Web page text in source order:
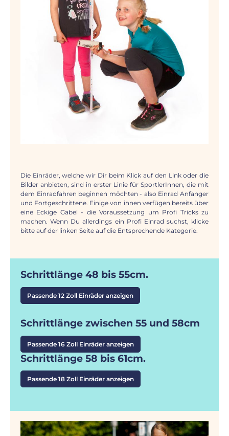
Die Einräder, welche wir Dir beim Klick auf den Link oder die
Bilder anbieten, sind in erster Linie für SportlerInnen, die mit
dem Einradfahren beginnen möchten - also Einrad Anfänger
und Fortgeschrittene. Einige von ihnen verfügen bereits über
eine Eckige Gabel - die Voraussetzung um Profi Tricks zu
machen. Wenn Du allerdings ein Profi Einrad suchst, klicke
bitte auf der linken Seite auf die Entsprechende Kategorie.
Schrittlänge 48 bis 55cm.
Passende 12 Zoll Einräder anzeigen
Schrittlänge zwischen 55 und 58cm
Passende 16 Zoll Einräder anzeigen
Schrittlänge 58 bis 61cm.
Passende 18 Zoll Einräder anzeigen